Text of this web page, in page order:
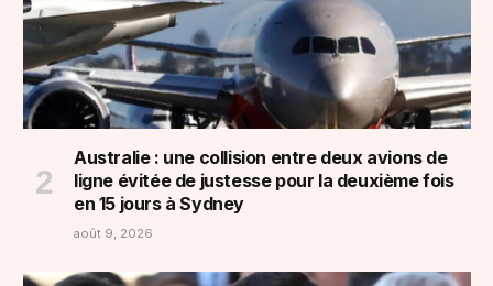
Australie : une collision entre deux avions de
ligne évitée de justesse pour la deuxième fois
en 15 jours à Sydney
août 9, 2026